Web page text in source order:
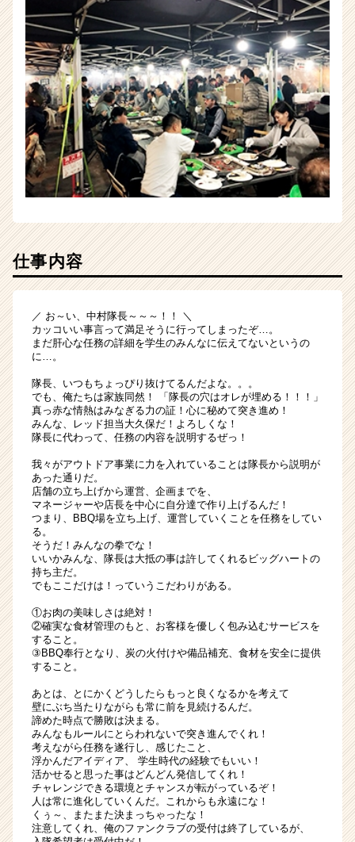
仕事内容
／ お～い、中村隊長～～～！！ ＼
カッコいい事言って満足そうに行ってしまったぞ…。
まだ肝心な任務の詳細を学生のみんなに伝えてないというの
に…。
隊長、いつもちょっぴり抜けてるんだよな。。。
でも、俺たちは家族同然！ 「隊長の穴はオレが埋める！！！」
真っ赤な情熱はみなぎる力の証！心に秘めて突き進め！
みんな、レッド担当大久保だ！よろしくな！
隊長に代わって、任務の内容を説明するぜっ！
我々がアウトドア事業に力を入れていることは隊長から説明が
あった通りだ。
店舗の立ち上げから運営、企画までを、
マネージャーや店長を中心に自分達で作り上げるんだ！
つまり、BBQ場を立ち上げ、運営していくことを任務をしてい
る。
そうだ！みんなの拳でな！
いいかみんな、隊長は大抵の事は許してくれるビッグハートの
持ち主だ。
でもここだけは！っていうこだわりがある。
①お肉の美味しさは絶対！
②確実な食材管理のもと、お客様を優しく包み込むサービスを
すること。
③BBQ奉行となり、炭の火付けや備品補充、食材を安全に提供
すること。
あとは、とにかくどうしたらもっと良くなるかを考えて
壁にぶち当たりながらも常に前を見続けるんだ。
諦めた時点で勝敗は決まる。
みんなもルールにとらわれないで突き進んでくれ！
考えながら任務を遂行し、感じたこと、
浮かんだアイディア、 学生時代の経験でもいい！
活かせると思った事はどんどん発信してくれ！
チャレンジできる環境とチャンスが転がっているぞ！
人は常に進化していくんだ。これからも永遠にな！
くぅ～、またまた決まっちゃったな！
注意してくれ、俺のファンクラブの受付は終了しているが、